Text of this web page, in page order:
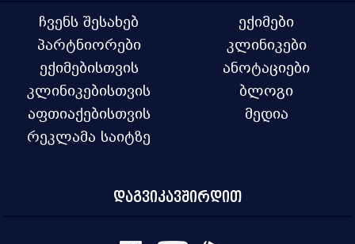
ჩვენს შესახებ
პარტნიორები
ექიმებისთვის
კლინიკებისთვის
აფთიაქებისთვის
რეკლამა საიტზე
ექიმები
კლინიკები
ანოტაციები
ბლოგი
მედია
დაგვიკავშირდით